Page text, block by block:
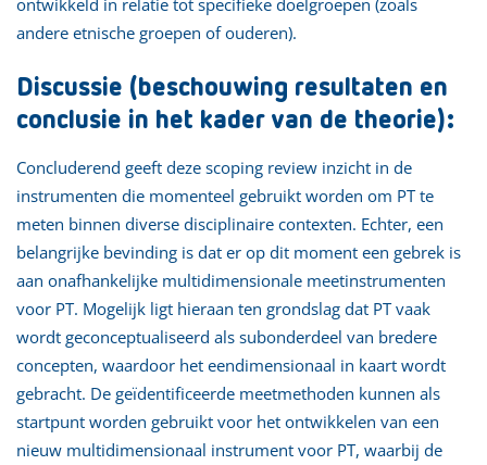
andere etnische groepen of ouderen).
Discussie (beschouwing resultaten en
conclusie in het kader van de theorie):
Concluderend geeft deze scoping review inzicht in de
instrumenten die momenteel gebruikt worden om PT te
meten binnen diverse disciplinaire contexten. Echter, een
belangrijke bevinding is dat er op dit moment een gebrek is
aan onafhankelijke multidimensionale meetinstrumenten
voor PT. Mogelijk ligt hieraan ten grondslag dat PT vaak
wordt geconceptualiseerd als subonderdeel van bredere
concepten, waardoor het eendimensionaal in kaart wordt
gebracht. De geïdentificeerde meetmethoden kunnen als
startpunt worden gebruikt voor het ontwikkelen van een
nieuw multidimensionaal instrument voor PT, waarbij de